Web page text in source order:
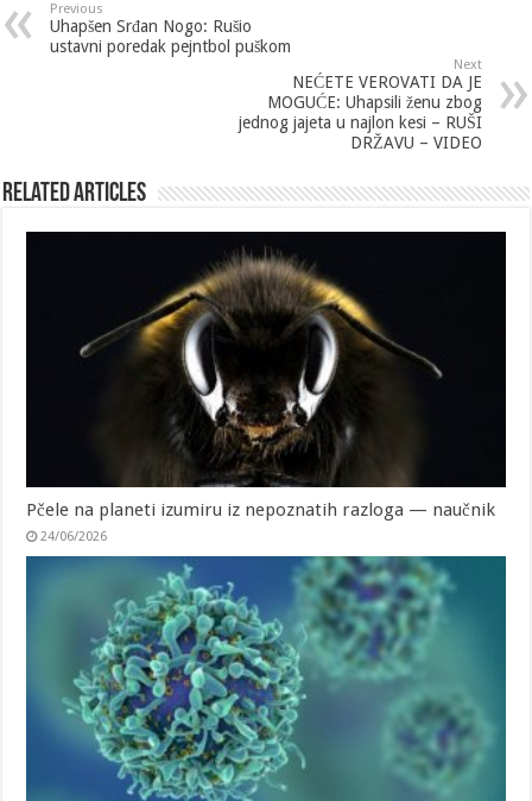
Previous
Uhapšen Srđan Nogo: Rušio
ustavni poredak pejntbol puškom
Next
NEĆETE VEROVATI DA JE
MOGUĆE: Uhapsili ženu zbog
jednog jajeta u najlon kesi – RUŠI
DRŽAVU – VIDEO
Related Articles
Pčele na planeti izumiru iz nepoznatih razloga — naučnik
24/06/2026